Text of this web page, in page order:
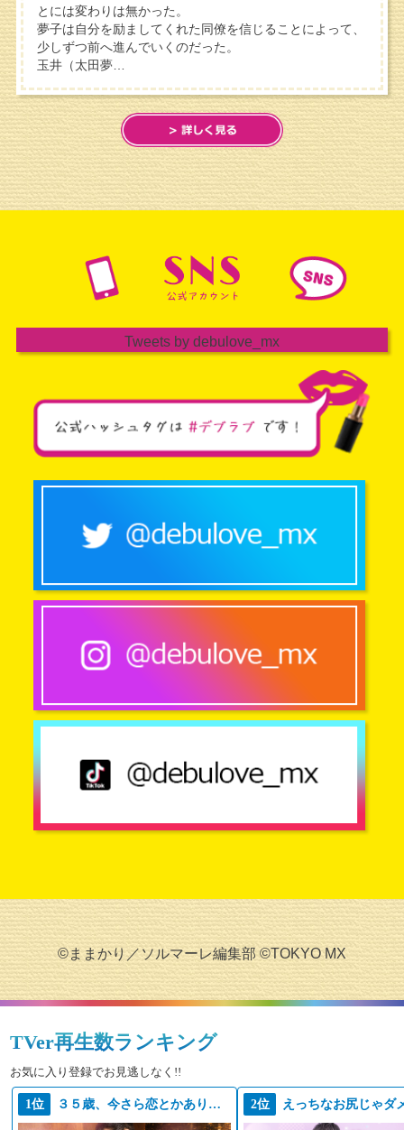
とには変わりは無かった。
夢子は自分を励ましてくれた同僚を信じることによって、
少しずつ前へ進んでいくのだった。
玉井（太田夢…
Tweets by debulove_mx
©ままかり／ソルマーレ編集部 ©TOKYO MX
TVer再生数ランキング
お気に入り登録でお見逃しなく!!
1位 ３５歳、今さら恋とかありえない 2位